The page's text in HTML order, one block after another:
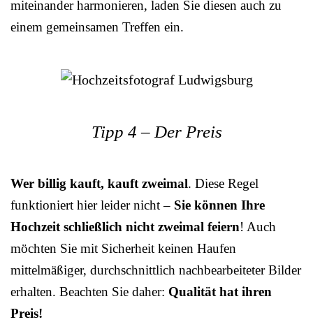
miteinander harmonieren, laden Sie diesen auch zu
einem gemeinsamen Treffen ein.
Tipp 4 – Der Preis
Wer billig kauft, kauft zweimal. Diese Regel
funktioniert hier leider nicht – Sie können Ihre
Hochzeit schließlich nicht zweimal feiern! Auch
möchten Sie mit Sicherheit keinen Haufen
mittelmäßiger, durchschnittlich nachbearbeiteter Bilder
erhalten. Beachten Sie daher: Qualität hat ihren
Preis!